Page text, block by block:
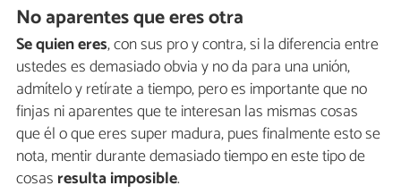
No aparentes que eres otra
Se quien eres, con sus pro y contra, si la diferencia entre
ustedes es demasiado obvia y no da para una unión,
admítelo y retírate a tiempo, pero es importante que no
finjas ni aparentes que te interesan las mismas cosas
que él o que eres super madura, pues finalmente esto se
nota, mentir durante demasiado tiempo en este tipo de
cosas resulta imposible.